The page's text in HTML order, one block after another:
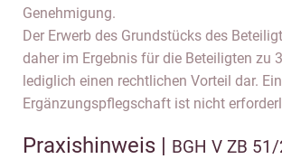
Genehmigung.
Der Erwerb des Grundstücks des
daher im Ergebnis für die Beteiligten zu
lediglich einen rechtlichen Vorteil dar.
Ergänzungspflegschaft ist nicht
Praxishinweis | BGH V ZB